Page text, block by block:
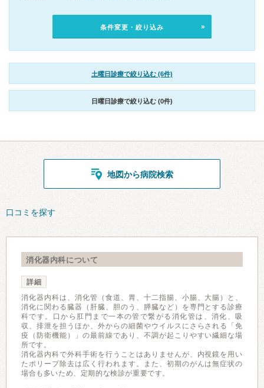
条件変更・絞り込み
土曜日診療で絞り込む (6件)
日曜日診療で絞り込む (0件)
地図から病院検索
口コミを探す
消化器内科について
詳細
消化器内科は、消化管（食道、胃、十二指腸、小腸、大腸）と、
消化に関わる臓器（肝臓、胆のう、膵臓など）を専門とする診療
科です。口から肛門まで一本の管で繋がる消化管は、消化、吸
収、排泄を担うほか、外からの細菌やウイルスにさらされる「免
疫（防衛機能）」の最前線であり、不調が起こりやすい繊細な場
所です。
消化器内科で外科手術を行うことはありませんが、内視鏡を用い
たポリープ除去は広く行われます。また、初期のがんは無症状の
場合も多いため、定期的な検診が重要です。